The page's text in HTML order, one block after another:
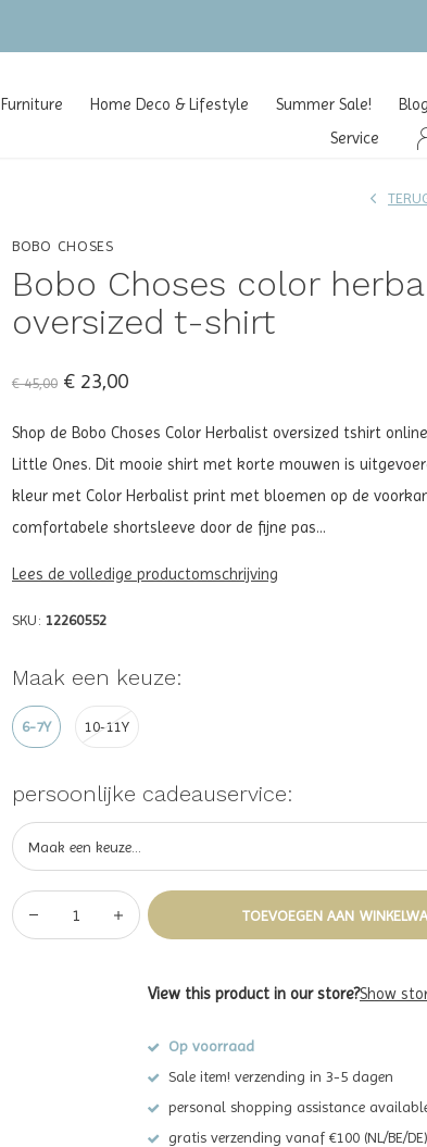
Furniture Home Deco & Lifestyle Summer Sale! Blog
Service
BOBO CHOSES
Bobo Choses color
oversized t-shirt
€ 45,00 € 23,00
Shop de Bobo Choses Color Herbalist oversized tshirt
Little Ones. Dit mooie shirt met korte mouwen is
kleur met Color Herbalist print met bloemen op de
comfortabele shortsleeve door de fijne pas...
Lees de volledige productomschrijving
SKU: 12260552
Maak een keuze:
6-7Y 10-11Y
persoonlijke cadeauservice:
TOEVOEGEN AAN
View this product in our store?Show
Op voorraad
Sale item! verzending in 3-5 dagen
personal shopping assistance
gratis verzending vanaf €100 (NL/BE/DE)